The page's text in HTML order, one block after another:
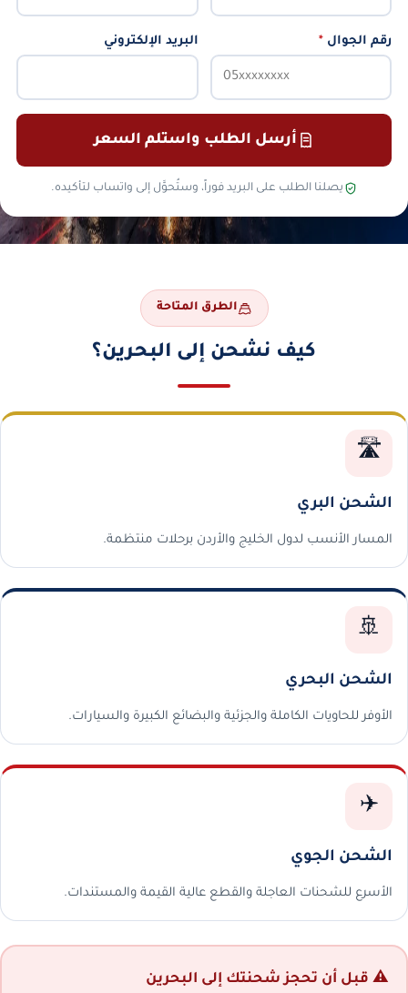
رقم الجوال * البريد الإلكتروني
أرسل الطلب واستلم السعر
يصلنا الطلب على البريد فوراً، وستُحوَّل إلى واتساب لتأكيده.
الطرق المتاحة
كيف نشحن إلى البحرين؟
🛣️
الشحن البري
المسار الأنسب لدول الخليج والأردن برحلات منتظمة.
🚢
الشحن البحري
الأوفر للحاويات الكاملة والجزئية والبضائع الكبيرة والسيارات.
✈️
الشحن الجوي
الأسرع للشحنات العاجلة والقطع عالية القيمة والمستندات.
⚠️ قبل أن تحجز شحنتك إلى البحرين